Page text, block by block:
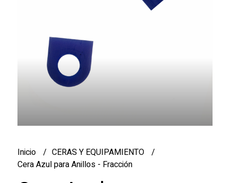
Inicio
CERAS Y EQUIPAMIENTO
Cera Azul para Anillos - Fracción